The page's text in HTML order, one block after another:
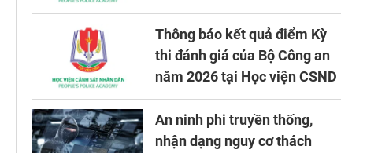
tính
Thông báo kết quả điểm Kỳ
thi đánh giá của Bộ Công an
năm 2026 tại Học viện CSND
An ninh phi truyền thống,
nhận dạng nguy cơ thách